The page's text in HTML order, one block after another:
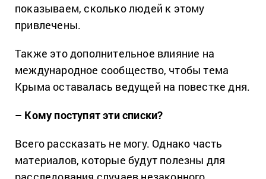
показываем, сколько людей к этому
привлечены.
Также это дополнительное влияние на
международное сообщество, чтобы тема
Крыма оставалась ведущей на повестке дня.
– Кому поступят эти списки?
Всего рассказать не могу. Однако часть
материалов, которые будут полезны для